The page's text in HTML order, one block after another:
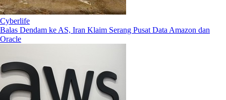
Cyberlife
Balas Dendam ke AS, Iran Klaim Serang Pusat Data Amazon dan
Oracle